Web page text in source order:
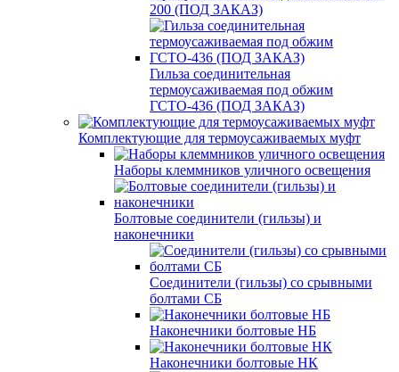
200 (ПОД ЗАКАЗ)
Гильза соединительная
термоусаживаемая под обжим
ГСТО-436 (ПОД ЗАКАЗ)
Комплектующие для термоусаживаемых муфт
Наборы клеммников уличного освещения
Болтовые соединители (гильзы) и
наконечники
Соединители (гильзы) со срывными
болтами СБ
Наконечники болтовые НБ
Наконечники болтовые НК